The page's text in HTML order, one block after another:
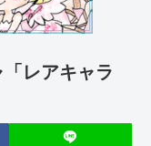
レアキャラ